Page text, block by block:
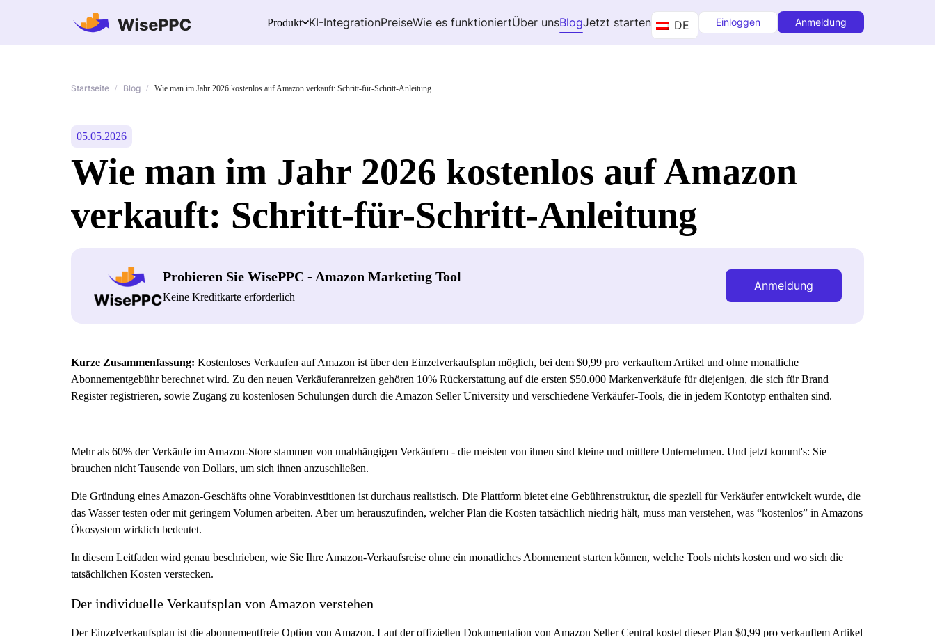
Produkt KI-IntegrationPreiseWie es funktioniertÜber unsBlogJetzt starten DE Einloggen Anmeldung
Startseite / Blog / Wie man im Jahr 2026 kostenlos auf Amazon verkauft: Schritt-für-Schritt-Anleitung
05.05.2026
Wie man im Jahr 2026 kostenlos auf Amazon
verkauft: Schritt-für-Schritt-Anleitung
Probieren Sie WisePPC - Amazon Marketing Tool
Keine Kreditkarte erforderlich
Anmeldung
Kurze Zusammenfassung: Kostenloses Verkaufen auf Amazon ist über den Einzelverkaufsplan möglich, bei dem $0,99 pro verkauftem Artikel und ohne monatliche
Abonnementgebühr berechnet wird. Zu den neuen Verkäuferanreizen gehören 10% Rückerstattung auf die ersten $50.000 Markenverkäufe für diejenigen, die sich für Brand
Register registrieren, sowie Zugang zu kostenlosen Schulungen durch die Amazon Seller University und verschiedene Verkäufer-Tools, die in jedem Kontotyp enthalten sind.
Mehr als 60% der Verkäufe im Amazon-Store stammen von unabhängigen Verkäufern - die meisten von ihnen sind kleine und mittlere Unternehmen. Und jetzt kommt's: Sie
brauchen nicht Tausende von Dollars, um sich ihnen anzuschließen.
Die Gründung eines Amazon-Geschäfts ohne Vorabinvestitionen ist durchaus realistisch. Die Plattform bietet eine Gebührenstruktur, die speziell für Verkäufer entwickelt wurde, die
das Wasser testen oder mit geringem Volumen arbeiten. Aber um herauszufinden, welcher Plan die Kosten tatsächlich niedrig hält, muss man verstehen, was “kostenlos” in Amazons
Ökosystem wirklich bedeutet.
In diesem Leitfaden wird genau beschrieben, wie Sie Ihre Amazon-Verkaufsreise ohne ein monatliches Abonnement starten können, welche Tools nichts kosten und wo sich die
tatsächlichen Kosten verstecken.
Der individuelle Verkaufsplan von Amazon verstehen
Der Einzelverkaufsplan ist die abonnementfreie Option von Amazon. Laut der offiziellen Dokumentation von Amazon Seller Central kostet dieser Plan $0,99 pro verkauftem Artikel